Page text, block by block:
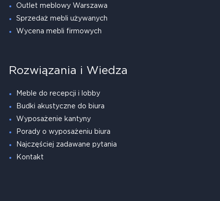
Outlet meblowy Warszawa
Sprzedaż mebli używanych
Wycena mebli firmowych
Rozwiązania i Wiedza
Meble do recepcji i lobby
Budki akustyczne do biura
Wyposażenie kantyny
Porady o wyposażeniu biura
Najczęściej zadawane pytania
Kontakt